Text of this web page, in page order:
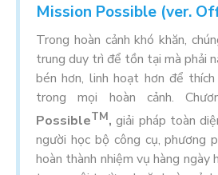
Mission Possible (ver.
Trong hoàn cảnh khó khăn,
trung duy trì để tồn tại mà phải
bén hơn, linh hoạt hơn để
trong mọi hoàn cảnh.
PossibleTM, giải pháp toàn
người học bộ công cụ, phương
hoàn thành nhiệm vụ hàng ngày